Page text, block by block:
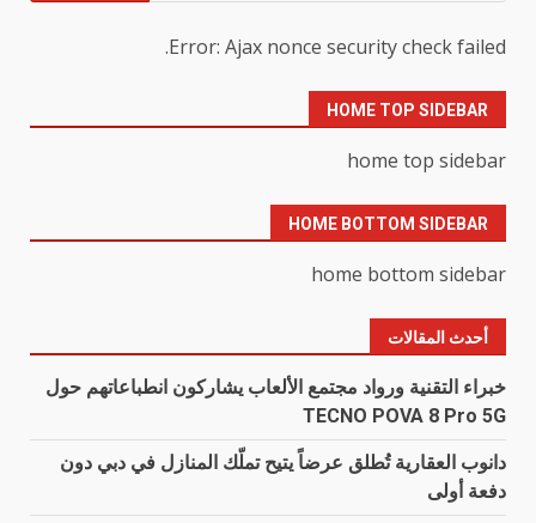
Error: Ajax nonce security check failed.
HOME TOP SIDEBAR
home top sidebar
HOME BOTTOM SIDEBAR
home bottom sidebar
أحدث المقالات
خبراء التقنية ورواد مجتمع الألعاب يشاركون انطباعاتهم حول
TECNO POVA 8 Pro 5G
دانوب العقارية تُطلق عرضاً يتيح تملّك المنازل في دبي دون
دفعة أولى